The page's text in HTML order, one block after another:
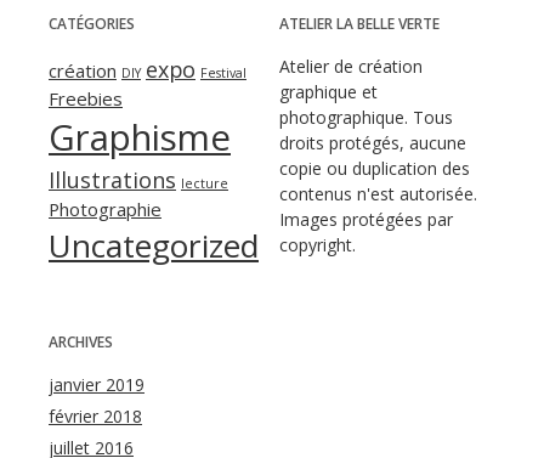
CATÉGORIES
création DIY expo Festival
Freebies
Graphisme
Illustrations lecture
Photographie
Uncategorized
ATELIER LA BELLE VERTE
Atelier de création
graphique et
photographique. Tous
droits protégés, aucune
copie ou duplication des
contenus n'est autorisée.
Images protégées par
copyright.
ARCHIVES
janvier 2019
février 2018
juillet 2016